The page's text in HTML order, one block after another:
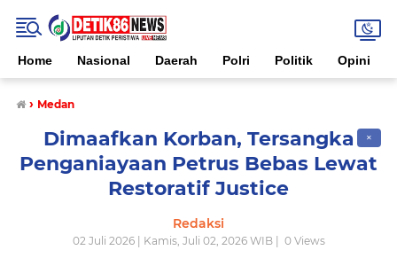
Home Nasional Daerah Polri Politik Opini
› Medan
✕
Dimaafkan Korban, Tersangka
Penganiayaan Petrus Bebas Lewat
Restoratif Justice
Redaksi
02 Juli 2026 | Kamis, Juli 02, 2026 WIB | 0Views